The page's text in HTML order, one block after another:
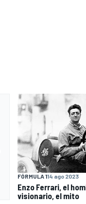
FÓRMULA 114 ago 2023
Enzo Ferrari, el
visionario, el mito